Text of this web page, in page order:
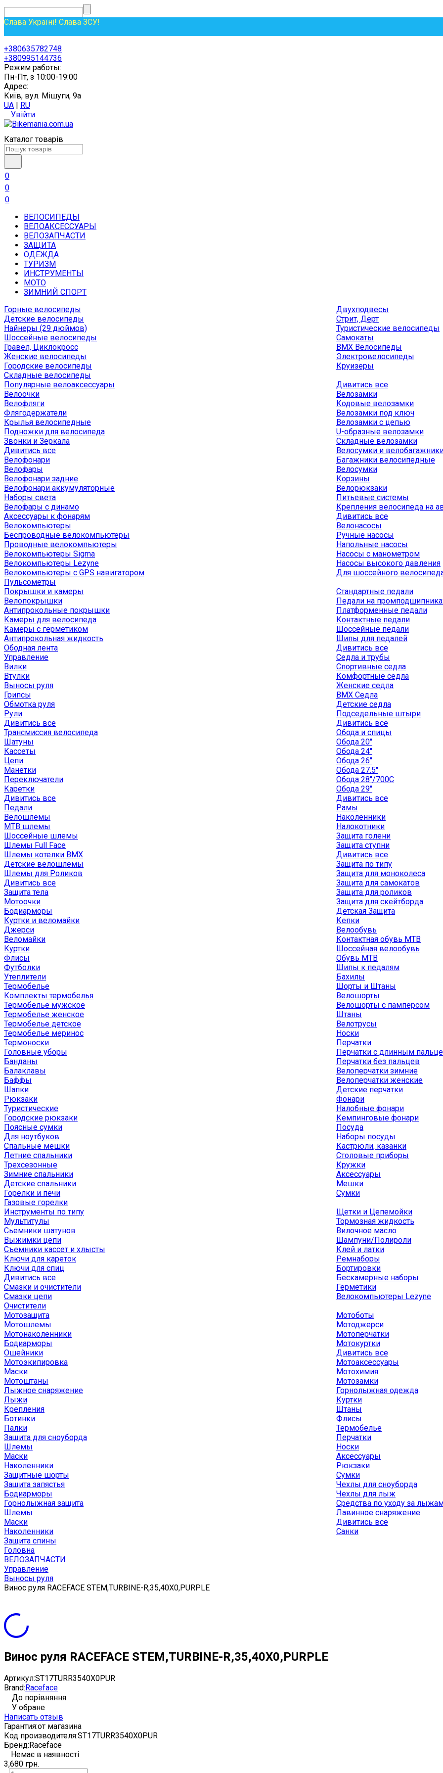
Слава Україні! Слава ЗСУ!
+380635782748
+380995144736
Режим работы:
Пн-Пт, з 10:00-19:00
Адрес:
Київ, вул. Мішуги, 9а
UA | RU
Увійти
Каталог товарів
0
0
0
ВЕЛОСИПЕДЫ
ВЕЛОАКСЕССУАРЫ
ВЕЛОЗАПЧАСТИ
ЗАЩИТА
ОДЕЖДА
ТУРИЗМ
ИНСТРУМЕНТЫ
МОТО
ЗИМНИЙ СПОРТ
Горные велосипеды
Детские велосипеды
Найнеры (29 дюймов)
Шоссейные велосипеды
Гравел, Циклокросс
Женские велосипеды
Городcкие велосипеды
Складные велосипеды
Двухподвесы
Стрит, Дёрт
Туристические велосипеды
Самокаты
BMX Велосипеды
Электровелосипеды
Круизеры
Популярные велоаксессуары
Велоочки
Велофляги
Флягодержатели
Крылья велосипедные
Подножки для велосипеда
Звонки и Зеркала
Дивитись все
Велофонари
Велофары
Велофонари задние
Велофонари аккумуляторные
Наборы света
Велофары с динамо
Аксессуары к фонарям
Велокомпьютеры
Беспроводные велокомпьютеры
Проводные велокомпьютеры
Велокомпьютеры Sigma
Велокомпьютеры Lezyne
Велокомпьютеры с GPS навигатором
Пульсометры
Дивитись все
Велозамки
Кодовые велозамки
Велозамки под ключ
Велозамки с цепью
U-образные велозамки
Складные велозамки
Велосумки и
Багажники велосипедные
Велосумки
Корзины
Велорюкзаки
Питьевые системы
Крепления велосипеда на
Дивитись все
Велонасосы
Ручные насосы
Напольные насосы
Насосы с манометром
Насосы высокого давления
Для шоссейного
Покрышки и камеры
Велопокрышки
Антипрокольные покрышки
Камеры для велосипеда
Камеры с герметиком
Антипрокольная жидкость
Ободная лента
Управление
Вилки
Втулки
Выносы руля
Грипсы
Обмотка руля
Рули
Дивитись все
Трансмиссия велосипеда
Шатуны
Кассеты
Цепи
Манетки
Переключатели
Каретки
Дивитись все
Педали
Стандартные педали
Педали на
Платформенные педали
Контактные педали
Шоссейные педали
Шипы для педалей
Дивитись все
Седла и трубы
Спортивные седла
Комфортные седла
Женские седла
BMX Седла
Детские седла
Подседельные штыри
Дивитись все
Обода и спицы
Обода 20"
Обода 24"
Обода 26"
Обода 27.5"
Обода 28"/700C
Обода 29"
Дивитись все
Рамы
Велошлемы
MTB шлемы
Шоссейные шлемы
Шлемы Full Face
Шлемы котелки BMX
Детские велошлемы
Шлемы для Роликов
Дивитись все
Защита тела
Мотоочки
Бодиарморы
Наколенники
Налокотники
Защита голени
Защита ступни
Дивитись все
Защита по типу
Защита для моноколеса
Защита для самокатов
Защита для роликов
Защита для скейтборда
Детская Защита
Куртки и веломайки
Джерси
Веломайки
Куртки
Флисы
Футболки
Утеплители
Термобелье
Комплекты термобелья
Термобелье мужское
Термобелье женское
Термобелье детское
Термобелье меринос
Термоноски
Головные уборы
Банданы
Балаклавы
Баффы
Шапки
Кепки
Велообувь
Контактная обувь MTB
Шоссейная велообувь
Обувь MTB
Шипы к педалям
Бахилы
Шорты и Штаны
Велошорты
Велошорты с памперсом
Штаны
Велотрусы
Носки
Перчатки
Перчатки с длинным
Перчатки без пальцев
Велоперчатки зимние
Велоперчатки женские
Детские перчатки
Рюкзаки
Туристические
Городские рюкзаки
Поясные сумки
Для ноутбуков
Спальные мешки
Летние спальники
Трехсезонные
Зимние спальники
Детские спальники
Горелки и печи
Газовые горелки
Фонари
Налобные фонари
Кемпинговые фонари
Посуда
Наборы посуды
Кастрюли, казанки
Столовые приборы
Кружки
Аксессуары
Мешки
Сумки
Инструменты по типу
Мультитулы
Сьемники шатунов
Выжимки цепи
Съемники кассет и хлысты
Ключи для кареток
Ключи для спиц
Дивитись все
Смазки и очистители
Смазки цепи
Очистители
Щетки и Цепемойки
Тормозная жидкость
Вилочное масло
Шампуни/Полироли
Клей и латки
Ремнаборы
Бортировки
Бескамерные наборы
Герметики
Велокомпьютеры Lezyne
Мотозащита
Мотошлемы
Мотонаколенники
Бодиарморы
Ошейники
Мотоэкипировка
Маски
Мотоштаны
Мотоботы
Мотоджерси
Мотоперчатки
Мотокуртки
Дивитись все
Мотоаксессуары
Мотохимия
Мотозамки
Лыжное снаряжение
Лыжи
Крепления
Ботинки
Палки
Защита для сноуборда
Шлемы
Маски
Наколенники
Защитные шорты
Защита запястья
Бодиарморы
Горнолыжная защита
Шлемы
Маски
Наколенники
Защита спины
Горнолыжная одежда
Куртки
Штаны
Флисы
Термобелье
Перчатки
Носки
Аксессуары
Рюкзаки
Сумки
Чехлы для сноуборда
Чехлы для лыж
Средства по уходу за
Лавинное снаряжение
Дивитись все
Санки
Головна
ВЕЛОЗАПЧАСТИ
Управление
Выносы руля
Винос руля RACEFACE STEM,TURBINE-R,35,40X0,PURPLE
Винос руля RACEFACE STEM,TURBINE-R,35,40X0,PURPLE
Артикул:ST17TURR3540X0PUR
Brand:Raceface
До порівняння
У обране
Написать отзыв
Гарантия:от магазина
Код производителя:ST17TURR3540X0PUR
Бренд:Raceface
Немає в наявності
3,680 грн.